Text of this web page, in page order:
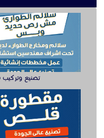
تصنيع
وظيفة دهان